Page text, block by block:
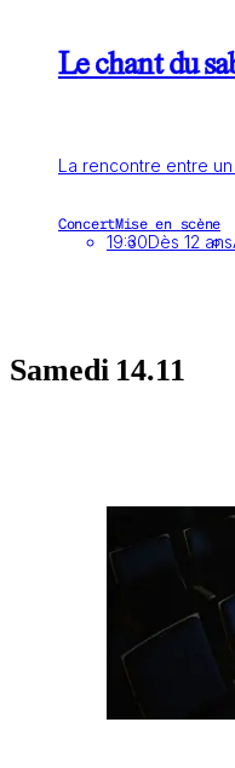
Le chant du
La rencontre entre
ConcertMise en scène
19:30Dès 12 ans
14.11
Samedi